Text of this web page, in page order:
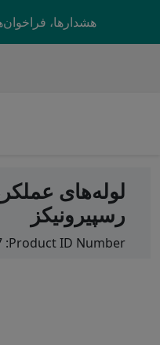
هشدارها،
لوله‌های
رسپیرونیکز
Product ID Number: